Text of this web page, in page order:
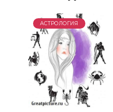
АСТРОЛОГИЯ